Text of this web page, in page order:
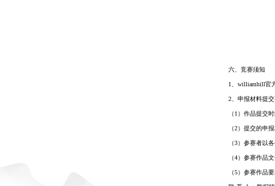
六、竞赛须知
1、williamhill官
2、申报材料提
（1）作品提交
（2）提交的申
（3）参赛者以
（4）参赛作品
（5） 参赛作品